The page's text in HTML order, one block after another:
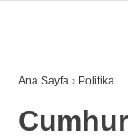
Ana Sayfa › Politika